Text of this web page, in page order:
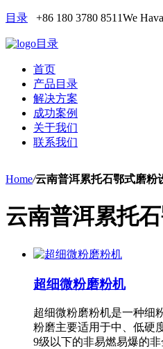
目录 +86 180 3780 8511We
目录
首页
产品目录
解决方案
成功案例
关于我们
联系我们
Home/云南普洱累托石鄂式磨粉
云南普洱累托
超细微粉磨粉机
超细微粉磨粉机是一种细
粉磨主要适用于中、低硬
9级以下的非易燃易爆的